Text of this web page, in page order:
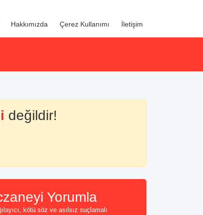
Hakkımızda Çerez Kullanımı İletişim
değildir!
Yorumla
kötü söz ve asılsız suçlamalı